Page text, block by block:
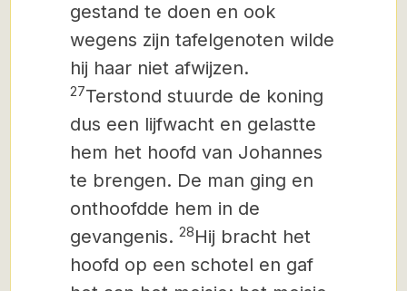
gestand te doen en ook
wegens zijn tafelgenoten wilde
hij haar niet afwijzen.
27Terstond stuurde de koning
dus een lijfwacht en gelastte
hem het hoofd van Johannes
te brengen. De man ging en
onthoofdde hem in de
gevangenis. 28Hij bracht het
hoofd op een schotel en gaf